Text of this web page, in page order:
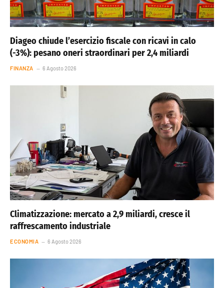
Diageo chiude l’esercizio fiscale con ricavi in calo
(-3%): pesano oneri straordinari per 2,4 miliardi
FINANZA 6 Agosto 2026
Climatizzazione: mercato a 2,9 miliardi, cresce il
raffrescamento industriale
ECONOMIA 6 Agosto 2026